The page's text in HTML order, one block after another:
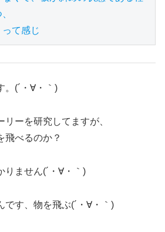
。(´・∀・｀)
ーを研究してますが、
飛べるのか？
りません(´・∀・｀)
です、物を飛ぶ(´・∀・｀)